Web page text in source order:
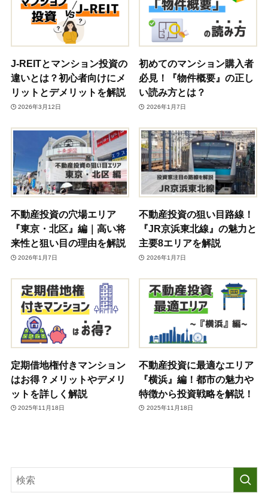
J-REITとマンション投資の
違いとは？初心者向けにメ
リットとデメリットを解説
2026年3月12日
初めてのマンション購入者
必見！『物件概要』の正し
い読み方とは？
2026年1月7日
不動産投資の穴場エリア
『東京・北区』編｜高い将
来性と狙い目の理由を解説
2026年1月7日
不動産投資の狙い目路線！
『JR京浜東北線』の魅力と
主要8エリアを解説
2026年1月7日
定期借地権付きマンション
はお得？メリットやデメリ
ットを詳しく解説
2025年11月18日
不動産投資に最適なエリア
『横浜』編！都市の魅力や
特徴から投資戦略を解説！
2025年11月18日